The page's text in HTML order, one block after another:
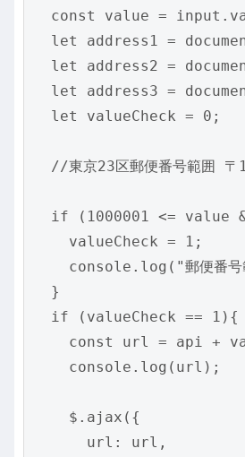
const value =
let address1 =
let address2 =
let address3 =
  let valueCheck = 0;
//東京23区郵便番号範囲
if (1000001 <= value
    valueCheck = 1;
console.log("郵便番号
  }
  if (valueCheck == 1){
const url = api +
    console.log(url);
    $.ajax({
      url: url,